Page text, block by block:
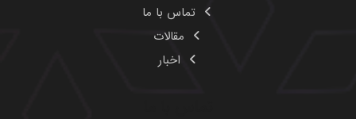
تماس با ما
مقالات
اخبار